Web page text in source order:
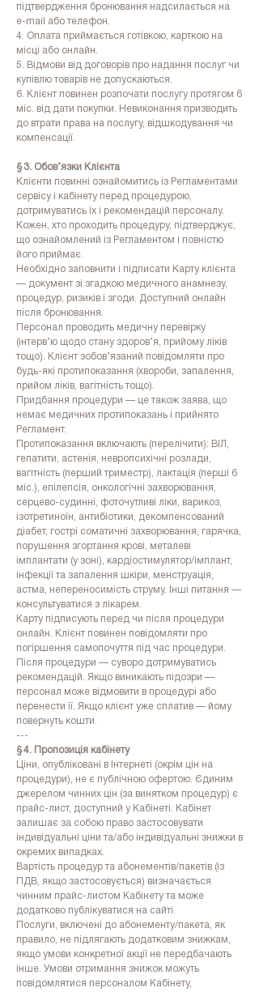
підтвердження бронювання надсилається на
e‑mail або телефон.
4. Оплата приймається готівкою, карткою на
місці aбо онлайн.
5. Відмови від договорів про надання послуг чи
купівлю товарів не допускаються.
6. Клієнт повинен розпочати послугу протягом 6
міс. від дати покупки. Невиконання призводить
до втрати права на послугу, відшкодування чи
компенсації.
§ 3. Обов’язки Клієнта
Клієнти повинні ознайомитись із Регламентами
сервісу і кабінету перед процедурою,
дотримуватись їх і рекомендацій персоналу.
Кожен, хто проходить процедуру, підтверджує,
що ознайомлений із Регламентом і повністю
його приймає.
Необхідно заповнити і підписати Карту клієнта
— документ зі згадкою медичного анамнезу,
процедур, ризиків і згоди. Доступний онлайн
після бронювання.
Персонал проводить медичну перевірку
(інтерв’ю щодо стану здоров’я, прийому ліків
тощо). Клієнт зобов’язаний повідомляти про
будь-які протипоказання (хвороби, запалення,
прийом ліків, вагітність тощо).
Придбання процедури — це також заява, що
немає медичних протипоказань і прийнято
Регламент.
Протипоказання включають (перелічити): ВІЛ,
гепатити, астенія, невропсихічні розлади,
вагітність (перший триместр), лактація (перші 6
міс.), епілепсія, онкологічні захворювання,
серцево-судинні, фоточутливі ліки, варикоз,
ізотретиноїн, антибіотики, декомпенсований
діабет, гострі соматичні захворювання, гарячка,
порушення згортання крові, металеві
імплантати (у зоні), кардіостимулятор/імплант,
інфекції та запалення шкіри, менструація,
астма, непереносимість струму. Інші питання —
консультуватися з лікарем.
Карту підписують перед чи після процедури
онлайн. Клієнт повинен повідомляти про
погіршення самопочуття під час процедури.
Після процедури — суворо дотримуватись
рекомендацій. Якщо виникають підозри —
персонал може відмовити в процедурі або
перенести її. Якщо клієнт уже сплатив — йому
повернуть кошти.
---
§ 4. Пропозиція кабінету
Ціни, опубліковані в Інтернеті (окрім цін на
процедури), не є публічною офертою. Єдиним
джерелом чинних цін (за винятком процедур) є
прайс-лист, доступний у Кабінеті. Кабінет
залишає за собою право застосовувати
індивідуальні ціни та/або індивідуальні знижки в
окремих випадках.
Вартість процедур та абонементів/пакетів (із
ПДВ, якщо застосовується) визначається
чинним прайс-листом Кабінету та може
додатково публікуватися на сайті.
Послуги, включені до абонементу/пакета, як
правило, не підлягають додатковим знижкам,
якщо умови конкретної акції не передбачають
інше. Умови отримання знижок можуть
повідомлятися персоналом Кабінету,